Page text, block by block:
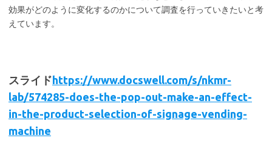
効果がどのように変化するのかについて調査を行っていきたいと考
えています。
スライド https://www.docswell.com/s/nkmr-
lab/574285-does-the-pop-out-make-an-effect-
in-the-product-selection-of-signage-vending-
machine